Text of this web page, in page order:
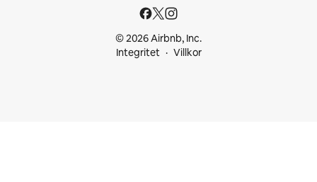
© 2026 Airbnb, Inc.
Integritet
Villkor